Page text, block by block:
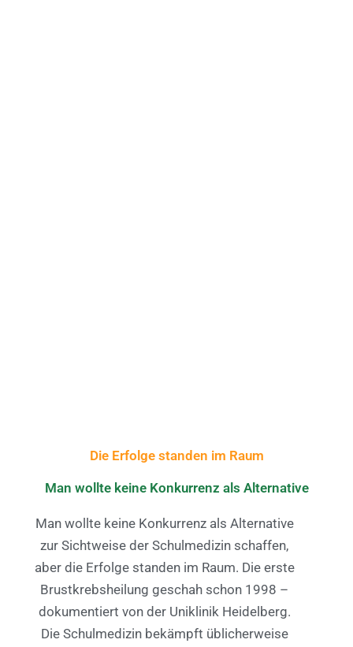
Die Erfolge standen im Raum
Man wollte keine Konkurrenz als Alternative
Man wollte keine Konkurrenz als Alternative
zur Sichtweise der Schulmedizin schaffen,
aber die Erfolge standen im Raum. Die erste
Brustkrebsheilung geschah schon 1998 –
dokumentiert von der Uniklinik Heidelberg.
Die Schulmedizin bekämpft üblicherweise